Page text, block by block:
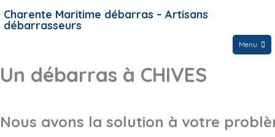
Charente Maritime débarras – Artisans
débarrasseurs
Menu
Un débarras à CHIVES
Nous avons la solution à votre